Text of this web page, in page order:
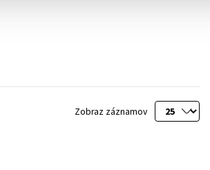
Zobraz záznamov